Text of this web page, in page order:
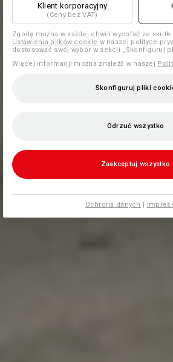
Klient korporacyjny
(Ceny bez VAT)
Zgodę można w każdej chwili wycofać ze
Ustawienia plików cookie w naszej polityce
dostosować swój wybór w sekcji „Skonfiguruj
Więcej informacji można znaleźć w naszej
Skonfiguruj pliki
Odrzuć wszystko
Zaakceptuj wszystko
Ochrona danych |